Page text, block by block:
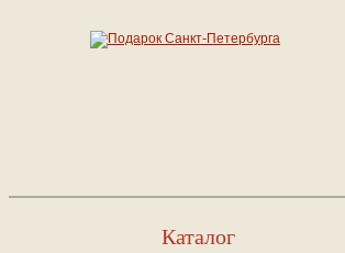
Каталог